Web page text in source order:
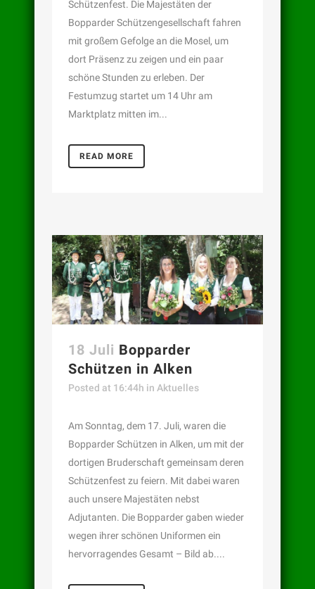
Schützenfest. Die Majestäten der
Bopparder Schützengesellschaft fahren
mit großem Gefolge an die Mosel, um
dort Präsenz zu zeigen und ein paar
schöne Stunden zu erleben. Der
Festumzug startet um 14 Uhr am
Marktplatz mitten im...
READ MORE
18 Juli Bopparder
Schützen in Alken
Posted at 16:44h in Aktuelles
Am Sonntag, dem 17. Juli, waren die
Bopparder Schützen in Alken, um mit der
dortigen Bruderschaft gemeinsam deren
Schützenfest zu feiern. Mit dabei waren
auch unsere Majestäten nebst
Adjutanten. Die Bopparder gaben wieder
wegen ihrer schönen Uniformen ein
hervorragendes Gesamt – Bild ab....